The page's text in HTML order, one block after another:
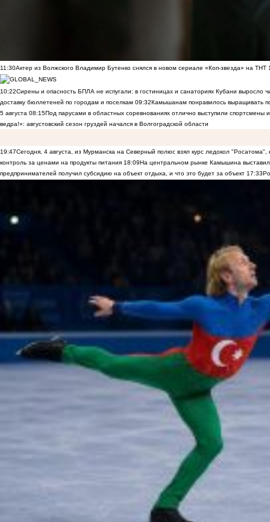
11:30Актер из Волжского Владимир Бутенко снялся в новом сериале «Коп-звезда» на ТНТ
10:22Сирены и опасность БПЛА не испугали: в гостиницах и санаториях Кубани выросло
доставку бюллетеней по городам и поселкам 09:32Камышанам понравилось выращивать
5 августа 08:15Под парусами в областных соревнованиях отлично выступили спортсмены
ведра!»: августовский сезон груздей начался в Волгоградской области
19:47Сегодня, 4 августа, из Мурманска на Северный полюс взял курс ледокол
контроль за ценами на продукты питания 18:09На центральном рынке Камышина
предпринимателей получил субсидию на объект отдыха, и что это будет за объект 17:33